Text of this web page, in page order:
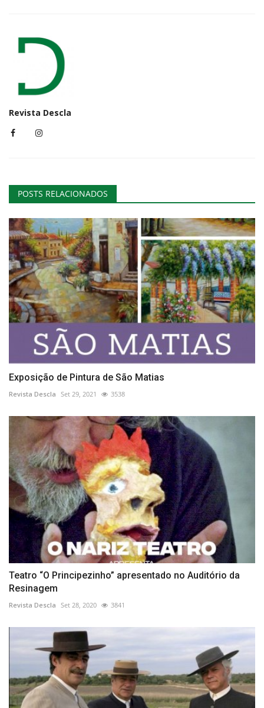
Revista Descla
POSTS RELACIONADOS
Exposição de Pintura de São Matias
Revista Descla Set 29, 2021 3538
Teatro “O Principezinho” apresentado no Auditório da
Resinagem
Revista Descla Set 28, 2020 3841